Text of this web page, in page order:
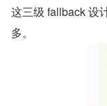
这三级 fallback 设
多。